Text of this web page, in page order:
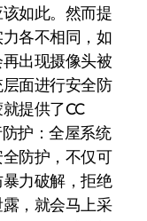
如此。然而提
各不相同，如
出现摄像头被
面进行安全防
提供了CC
护：全屋系统
防护，不仅可
力破解，拒绝
，就会马上采